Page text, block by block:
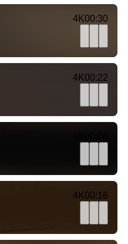
00:30
4K
00:22
4K
00:16
4K